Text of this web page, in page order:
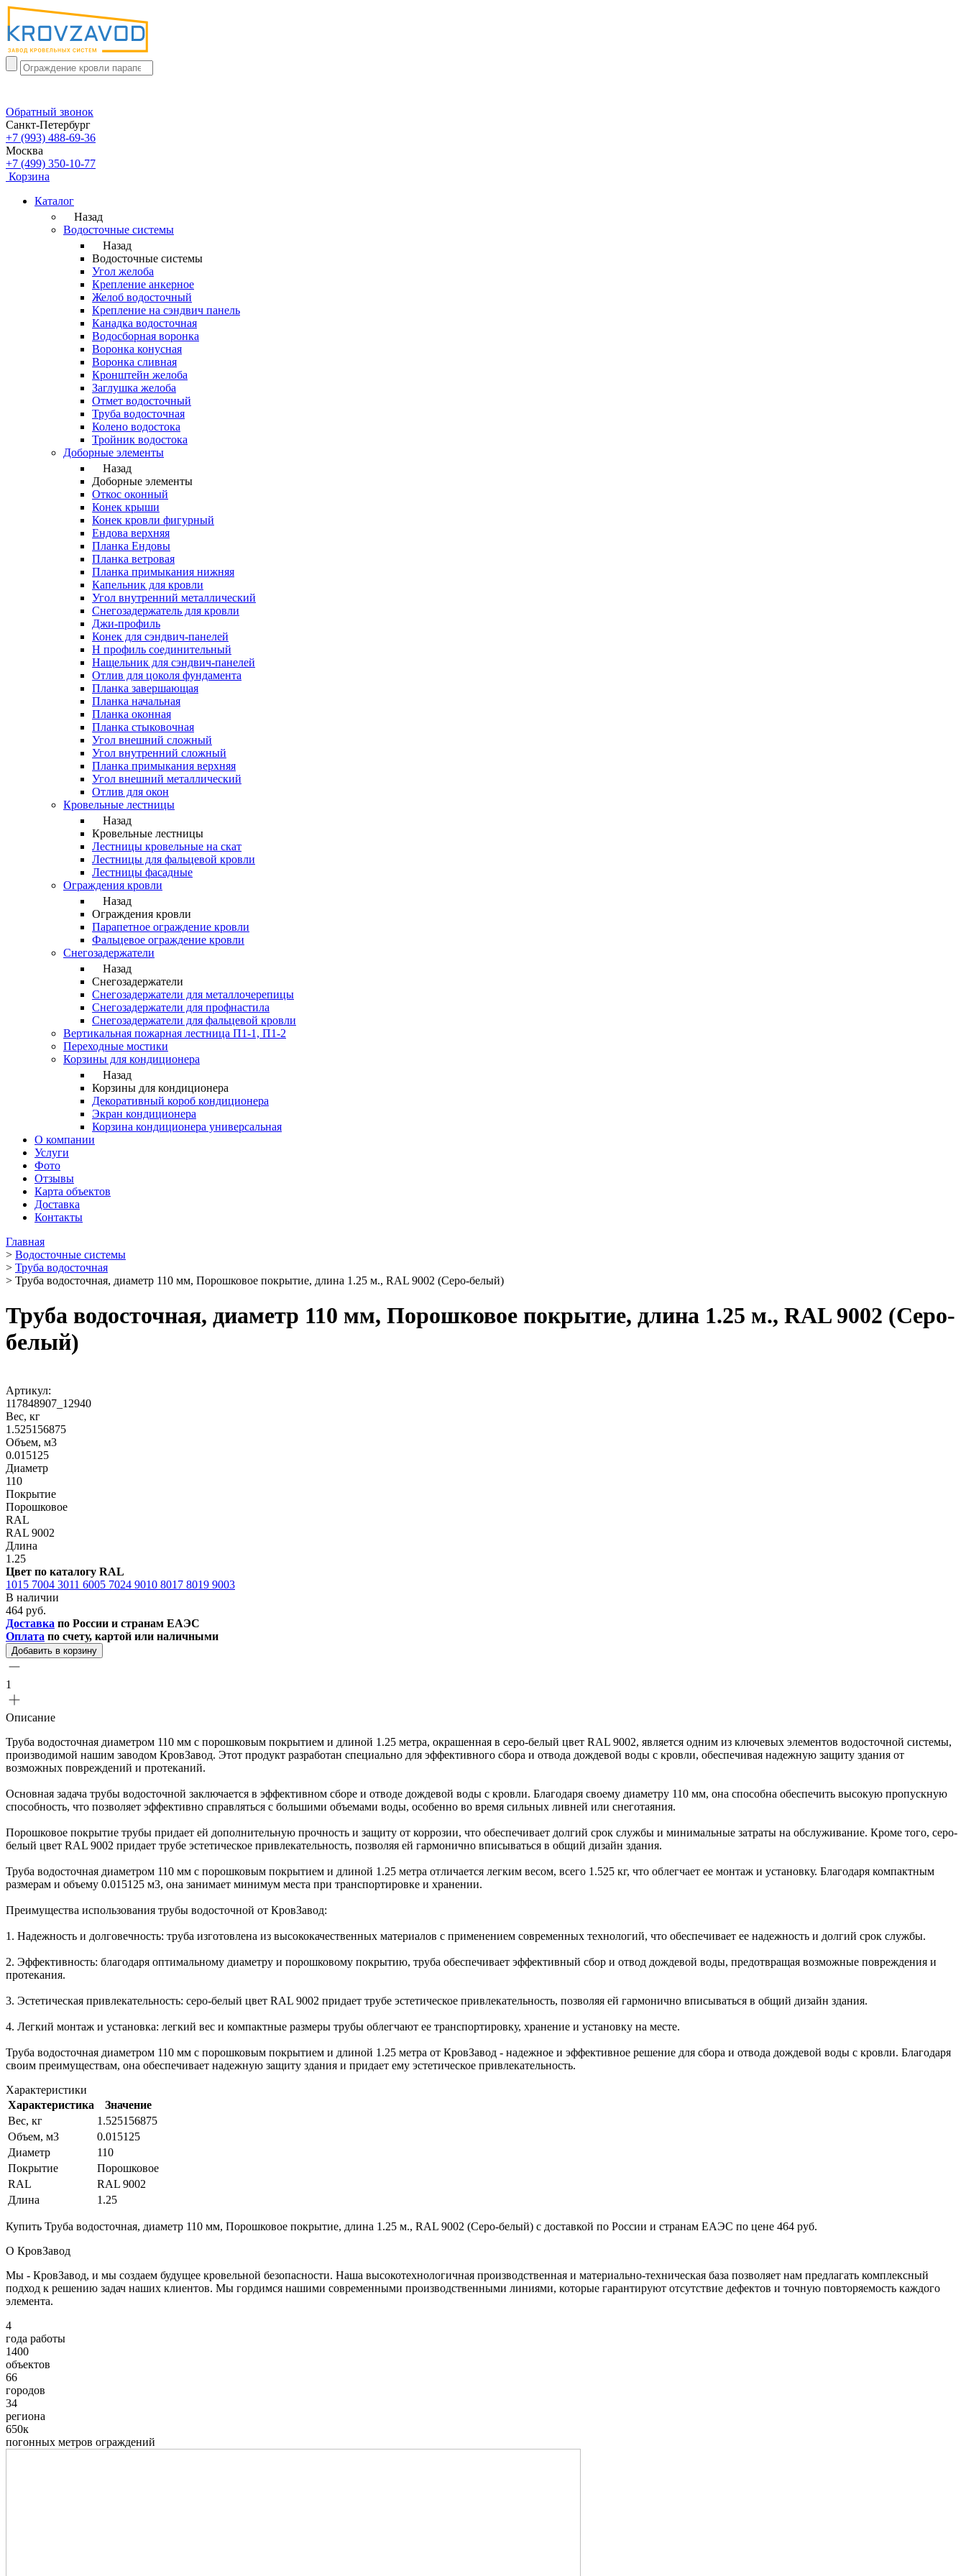
Обратный звонок
Санкт-Петербург
+7 (993) 488-69-36
Москва
+7 (499) 350-10-77
Корзина
Каталог
Назад
Водосточные системы
Назад
Водосточные системы
Угол желоба
Крепление анкерное
Желоб водосточный
Крепление на сэндвич панель
Канадка водосточная
Водосборная воронка
Воронка конусная
Воронка сливная
Кронштейн желоба
Заглушка желоба
Отмет водосточный
Труба водосточная
Колено водостока
Тройник водостока
Доборные элементы
Назад
Доборные элементы
Откос оконный
Конек крыши
Конек кровли фигурный
Ендова верхняя
Планка Ендовы
Планка ветровая
Планка примыкания нижняя
Капельник для кровли
Угол внутренний металлический
Снегозадержатель для кровли
Джи-профиль
Конек для сэндвич-панелей
Н профиль соединительный
Нащельник для сэндвич-панелей
Отлив для цоколя фундамента
Планка завершающая
Планка начальная
Планка оконная
Планка стыковочная
Угол внешний сложный
Угол внутренний сложный
Планка примыкания верхняя
Угол внешний металлический
Отлив для окон
Кровельные лестницы
Назад
Кровельные лестницы
Лестницы кровельные на скат
Лестницы для фальцевой кровли
Лестницы фасадные
Ограждения кровли
Назад
Ограждения кровли
Парапетное ограждение кровли
Фальцевое ограждение кровли
Снегозадержатели
Назад
Снегозадержатели
Снегозадержатели для металлочерепицы
Снегозадержатели для профнастила
Снегозадержатели для фальцевой кровли
Вертикальная пожарная лестница П1-1, П1-2
Переходные мостики
Корзины для кондиционера
Назад
Корзины для кондиционера
Декоративный короб кондиционера
Экран кондиционера
Корзина кондиционера универсальная
О компании
Услуги
Фото
Отзывы
Карта объектов
Доставка
Контакты
Главная
> Водосточные системы
> Труба водосточная
> Труба водосточная, диаметр 110 мм, Порошковое покрытие, длина 1.25 м., RAL 9002 (Серо-белый)
Труба водосточная, диаметр 110 мм, Порошковое покрытие, длина 1.25 м., RAL 9002 (Серо-
белый)
Артикул:
117848907_12940
Вес, кг
1.525156875
Объем, м3
0.015125
Диаметр
110
Покрытие
Порошковое
RAL
RAL 9002
Длина
1.25
Цвет по каталогу RAL
1015 7004 3011 6005 7024 9010 8017 8019 9003
В наличии
464 руб.
Доставка по России и странам ЕАЭС
Оплата по счету, картой или наличными
Добавить в корзину
1
Описание
Труба водосточная диаметром 110 мм с порошковым покрытием и длиной 1.25 метра, окрашенная в серо-белый цвет RAL 9002, является одним из ключевых элементов водосточной системы,
производимой нашим заводом КровЗавод. Этот продукт разработан специально для эффективного сбора и отвода дождевой воды с кровли, обеспечивая надежную защиту здания от
возможных повреждений и протеканий.
Основная задача трубы водосточной заключается в эффективном сборе и отводе дождевой воды с кровли. Благодаря своему диаметру 110 мм, она способна обеспечить высокую пропускную
способность, что позволяет эффективно справляться с большими объемами воды, особенно во время сильных ливней или снеготаяния.
Порошковое покрытие трубы придает ей дополнительную прочность и защиту от коррозии, что обеспечивает долгий срок службы и минимальные затраты на обслуживание. Кроме того, серо-
белый цвет RAL 9002 придает трубе эстетическое привлекательность, позволяя ей гармонично вписываться в общий дизайн здания.
Труба водосточная диаметром 110 мм с порошковым покрытием и длиной 1.25 метра отличается легким весом, всего 1.525 кг, что облегчает ее монтаж и установку. Благодаря компактным
размерам и объему 0.015125 м3, она занимает минимум места при транспортировке и хранении.
Преимущества использования трубы водосточной от КровЗавод:
1. Надежность и долговечность: труба изготовлена из высококачественных материалов с применением современных технологий, что обеспечивает ее надежность и долгий срок службы.
2. Эффективность: благодаря оптимальному диаметру и порошковому покрытию, труба обеспечивает эффективный сбор и отвод дождевой воды, предотвращая возможные повреждения и
протекания.
3. Эстетическая привлекательность: серо-белый цвет RAL 9002 придает трубе эстетическое привлекательность, позволяя ей гармонично вписываться в общий дизайн здания.
4. Легкий монтаж и установка: легкий вес и компактные размеры трубы облегчают ее транспортировку, хранение и установку на месте.
Труба водосточная диаметром 110 мм с порошковым покрытием и длиной 1.25 метра от КровЗавод - надежное и эффективное решение для сбора и отвода дождевой воды с кровли. Благодаря
своим преимуществам, она обеспечивает надежную защиту здания и придает ему эстетическое привлекательность.
Характеристики
Характеристика
Значение
Вес, кг
1.525156875
Объем, м3
0.015125
Диаметр
110
Покрытие
Порошковое
RAL
RAL 9002
Длина
1.25
Купить Труба водосточная, диаметр 110 мм, Порошковое покрытие, длина 1.25 м., RAL 9002 (Серо-белый) с доставкой по России и странам ЕАЭС по цене 464 руб.
О КровЗавод
Мы - КровЗавод, и мы создаем будущее кровельной безопасности. Наша высокотехнологичная производственная и материально-техническая база позволяет нам предлагать комплексный
подход к решению задач наших клиентов. Мы гордимся нашими современными производственными линиями, которые гарантируют отсутствие дефектов и точную повторяемость каждого
элемента.
4
года работы
1400
объектов
66
городов
34
региона
650к
погонных метров ограждений